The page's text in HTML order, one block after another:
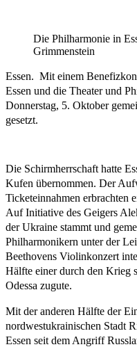
Die Philharmonie in
Grimmenstein
Essen. Mit einem
Essen und die Theater und
Donnerstag, 5. Oktober
gesetzt.
Die Schirmherrschaft hatte
Kufen übernommen. Der
Ticketeinnahmen erbrachten
Auf Initiative des Geigers
der Ukraine stammt und
Philharmonikern unter der
Beethovens Violinkonzert
Hälfte einer durch den Krieg
Odessa zugute.
Mit der anderen Hälfte der
nordwestukrainischen Stadt
Essen seit dem Angriff